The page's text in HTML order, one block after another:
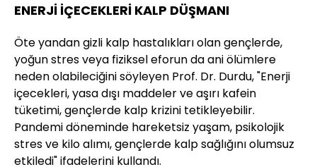
ENERJİ İÇECEKLERİ KALP DÜŞMANI
Öte yandan gizli kalp hastalıkları olan gençlerde,
yoğun stres veya fiziksel eforun da ani ölümlere
neden olabileciğini söyleyen Prof. Dr. Durdu, "Enerji
içecekleri, yasa dışı maddeler ve aşırı kafein
tüketimi, gençlerde kalp krizini tetikleyebilir.
Pandemi döneminde hareketsiz yaşam, psikolojik
stres ve kilo alımı, gençlerde kalp sağlığını olumsuz
etkiledi" ifadelerini kullandı.